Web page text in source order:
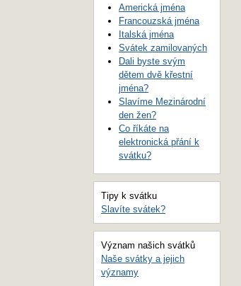
Americká jména
Francouzská jména
Italská jména
Svátek zamilovaných
Dali byste svým
dětem dvě křestní
jména?
Slavíme Mezinárodní
den žen?
Co říkáte na
elektronická přání k
svátku?
Tipy k svátku
Slavíte svátek?
Význam našich svátků
Naše svátky a jejich
významy